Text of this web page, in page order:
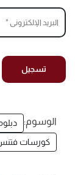
الوسوم:
كورسات